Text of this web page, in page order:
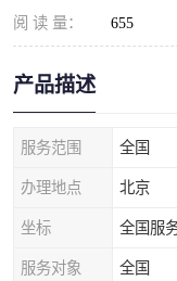
阅 读 量： 655
产品描述
服务范围 全国
办理地点 北京
坐标 全国服
服务对象 全国